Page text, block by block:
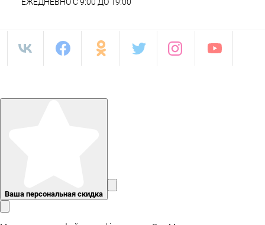
Ваша персональная скидка